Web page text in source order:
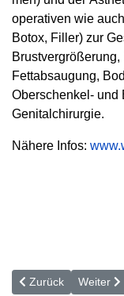
operativen wie
Botox, Filler) zur
Fettabsaugung,
Oberschenkel- und
Nähere Infos:
Vorheriger Beitrag:
Zurück Weiter